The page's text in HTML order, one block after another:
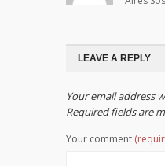
LEAVE A REPLY
Your email address
Required fields are
Your comment